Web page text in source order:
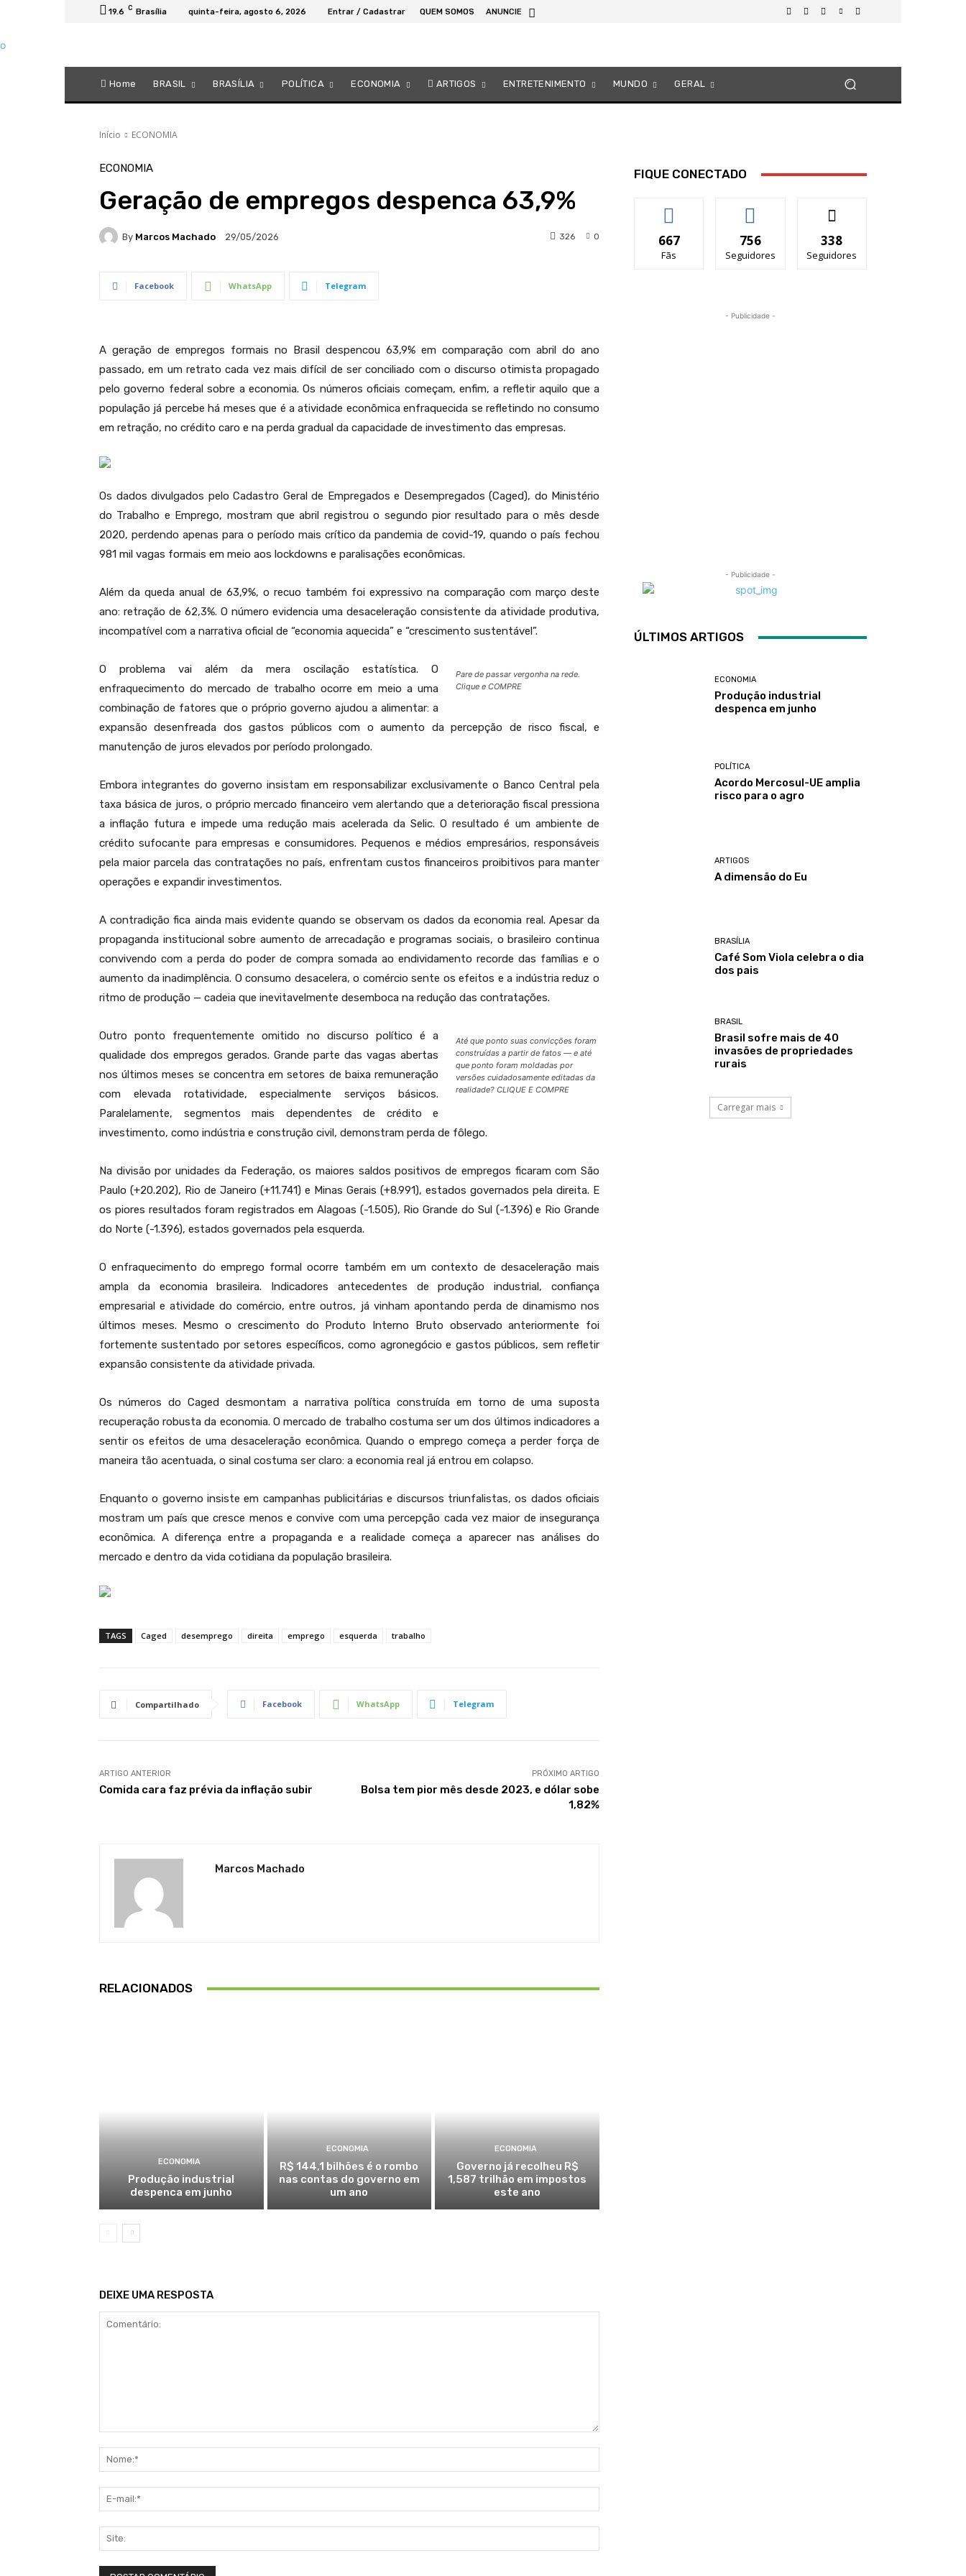
19.6 C Brasília quinta-feira, agosto 6, 2026 Entrar / Cadastrar QUEM SOMOS ANUNCIE
Home BRASIL BRASÍLIA POLÍTICA ECONOMIA ARTIGOS ENTRETENIMENTO MUNDO GERAL
Início ECONOMIA
ECONOMIA
Geração de empregos despenca 63,9%
By Marcos Machado 29/05/2026 0
326
Facebook WhatsApp Telegram
A geração de empregos formais no Brasil despencou 63,9% em comparação com abril do ano
passado, em um retrato cada vez mais difícil de ser conciliado com o discurso otimista propagado
pelo governo federal sobre a economia. Os números oficiais começam, enfim, a refletir aquilo que a
população já percebe há meses que é a atividade econômica enfraquecida se refletindo no consumo
em retração, no crédito caro e na perda gradual da capacidade de investimento das empresas.
Os dados divulgados pelo Cadastro Geral de Empregados e Desempregados (Caged), do Ministério
do Trabalho e Emprego, mostram que abril registrou o segundo pior resultado para o mês desde
2020, perdendo apenas para o período mais crítico da pandemia de covid-19, quando o país fechou
981 mil vagas formais em meio aos lockdowns e paralisações econômicas.
Além da queda anual de 63,9%, o recuo também foi expressivo na comparação com março deste
ano: retração de 62,3%. O número evidencia uma desaceleração consistente da atividade produtiva,
incompatível com a narrativa oficial de “economia aquecida” e “crescimento sustentável”.
Pare de passar vergonha na rede.
Clique e COMPRE
O problema vai além da mera oscilação estatística. O
enfraquecimento do mercado de trabalho ocorre em meio a uma
combinação de fatores que o próprio governo ajudou a alimentar: a
expansão desenfreada dos gastos públicos com o aumento da percepção de risco fiscal, e
manutenção de juros elevados por período prolongado.
Embora integrantes do governo insistam em responsabilizar exclusivamente o Banco Central pela
taxa básica de juros, o próprio mercado financeiro vem alertando que a deterioração fiscal pressiona
a inflação futura e impede uma redução mais acelerada da Selic. O resultado é um ambiente de
crédito sufocante para empresas e consumidores. Pequenos e médios empresários, responsáveis
pela maior parcela das contratações no país, enfrentam custos financeiros proibitivos para manter
operações e expandir investimentos.
A contradição fica ainda mais evidente quando se observam os dados da economia real. Apesar da
propaganda institucional sobre aumento de arrecadação e programas sociais, o brasileiro continua
convivendo com a perda do poder de compra somada ao endividamento recorde das famílias e o
aumento da inadimplência. O consumo desacelera, o comércio sente os efeitos e a indústria reduz o
ritmo de produção — cadeia que inevitavelmente desemboca na redução das contratações.
Até que ponto suas convicções foram
construídas a partir de fatos — e até
que ponto foram moldadas por
versões cuidadosamente editadas da
realidade? CLIQUE E COMPRE
Outro ponto frequentemente omitido no discurso político é a
qualidade dos empregos gerados. Grande parte das vagas abertas
nos últimos meses se concentra em setores de baixa remuneração
com elevada rotatividade, especialmente serviços básicos.
Paralelamente, segmentos mais dependentes de crédito e
investimento, como indústria e construção civil, demonstram perda de fôlego.
Na divisão por unidades da Federação, os maiores saldos positivos de empregos ficaram com São
Paulo (+20.202), Rio de Janeiro (+11.741) e Minas Gerais (+8.991), estados governados pela direita. E
os piores resultados foram registrados em Alagoas (-1.505), Rio Grande do Sul (-1.396) e Rio Grande
do Norte (-1.396), estados governados pela esquerda.
O enfraquecimento do emprego formal ocorre também em um contexto de desaceleração mais
ampla da economia brasileira. Indicadores antecedentes de produção industrial, confiança
empresarial e atividade do comércio, entre outros, já vinham apontando perda de dinamismo nos
últimos meses. Mesmo o crescimento do Produto Interno Bruto observado anteriormente foi
fortemente sustentado por setores específicos, como agronegócio e gastos públicos, sem refletir
expansão consistente da atividade privada.
Os números do Caged desmontam a narrativa política construída em torno de uma suposta
recuperação robusta da economia. O mercado de trabalho costuma ser um dos últimos indicadores a
sentir os efeitos de uma desaceleração econômica. Quando o emprego começa a perder força de
maneira tão acentuada, o sinal costuma ser claro: a economia real já entrou em colapso.
Enquanto o governo insiste em campanhas publicitárias e discursos triunfalistas, os dados oficiais
mostram um país que cresce menos e convive com uma percepção cada vez maior de insegurança
econômica. A diferença entre a propaganda e a realidade começa a aparecer nas análises do
mercado e dentro da vida cotidiana da população brasileira.
TAGS Caged desemprego direita emprego esquerda trabalho
Compartilhado Facebook WhatsApp Telegram
ARTIGO ANTERIOR
Comida cara faz prévia da inflação subir
PRÓXIMO ARTIGO
Bolsa tem pior mês desde 2023, e dólar sobe
1,82%
Marcos Machado
RELACIONADOS
ECONOMIA
Produção industrial
despenca em junho
ECONOMIA
R$ 144,1 bilhões é o rombo
nas contas do governo em
um ano
ECONOMIA
Governo já recolheu R$
1,587 trilhão em impostos
este ano
DEIXE UMA RESPOSTA
mail:*
FIQUE CONECTADO
667
Fãs
756
Seguidores
338
Seguidores
- Publicidade -
- Publicidade -
ÚLTIMOS ARTIGOS
ECONOMIA
Produção industrial
despenca em junho
POLÍTICA
Acordo Mercosul-UE amplia
risco para o agro
ARTIGOS
A dimensão do Eu
BRASÍLIA
Café Som Viola celebra o dia
dos pais
BRASIL
Brasil sofre mais de 40
invasões de propriedades
rurais
Carregar mais